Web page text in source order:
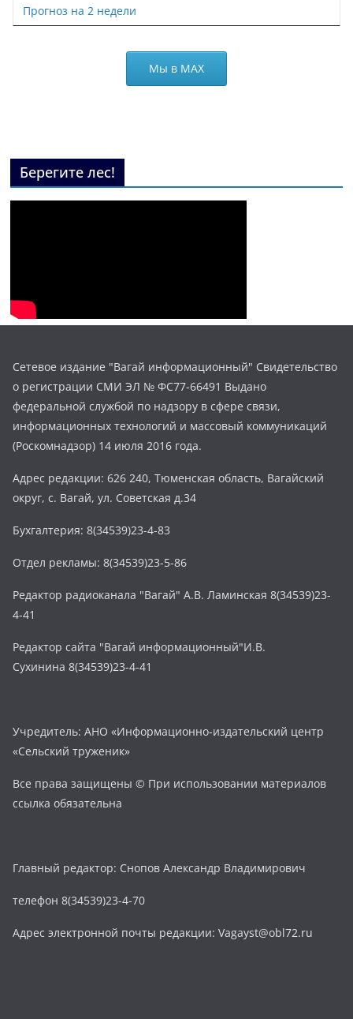
Прогноз на 2 недели
Мы в МАХ
Берегите лес!
Сетевое издание "Вагай информационный" Свидетельство
о регистрации СМИ ЭЛ № ФС77-66491 Выдано
федеральной службой по надзору в сфере связи,
информационных технологий и массовый коммуникаций
(Роскомнадзор) 14 июля 2016 года.
Адрес редакции: 626 240, Тюменская область, Вагайский
округ, с. Вагай, ул. Советская д.34
Бухгалтерия: 8(34539)23-4-83
Отдел рекламы: 8(34539)23-5-86
Редактор радиоканала "Вагай" А.В. Ламинская 8(34539)23-
4-41
Редактор сайта "Вагай информационный"И.В.
Сухинина 8(34539)23-4-41
Учредитель: АНО «Информационно-издательский центр
«Сельский труженик»
Все права защищены © При использовании материалов
ссылка обязательна
Главный редактор: Снопов Александр Владимирович
телефон 8(34539)23-4-70
Адрес электронной почты редакции: Vagayst@obl72.ru